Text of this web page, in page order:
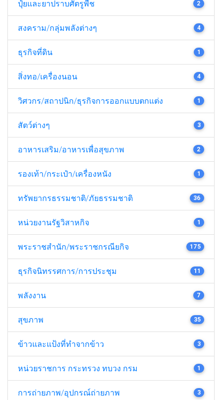
ปุ๋ยและยาปราบศัตรูพืช 2
สงคราม/กลุ่มพลังต่างๆ 4
ธุรกิจที่ดิน 1
สิ่งทอ/เครื่องนอน 4
วิศวกร/สถาปนิก/ธุรกิจการออกแบบตกแต่ง 1
สัตว์ต่างๆ 3
อาหารเสริม/อาหารเพื่อสุขภาพ 2
รองเท้า/กระเป๋า/เครื่องหนัง 1
ทรัพยากรธรรมชาติ/ภัยธรรมชาติ 36
หน่วยงานรัฐวิสาหกิจ 1
พระราชสำนัก/พระราชกรณียกิจ 175
ธุรกิจนิทรรศการ/การประชุม 11
พลังงาน 7
สุขภาพ 35
ข้าวและแป้งที่ทำจากข้าว 3
หน่วยราชการ กระทรวง ทบวง กรม 1
การถ่ายภาพ/อุปกรณ์ถ่ายภาพ 3